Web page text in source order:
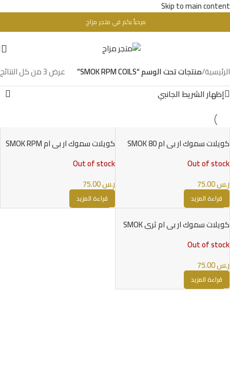
Skip to main content
تحذير : للبالغين فقط + 18 عام - WARINIG : Not For Sale For Minors
مرحباُ بكم في متجر مزاج
الرئيسية/منتجات تحت الوسم “SMOK RPM COILS”
عرض ⁦3⁩ من كل النتائج
إظهار الشريط الجانبي
كويلات سموك ار بي ام 80 SMOK
Out of stock
ر.س
قراءة المزيد
كويلات سموك ار بي ام SMOK RPM
Out of stock
ر.س75.00
قراءة المزيد
كويلات سموك ار بي ام ثري SMOK
Out of stock
ر.س
قراءة المزيد